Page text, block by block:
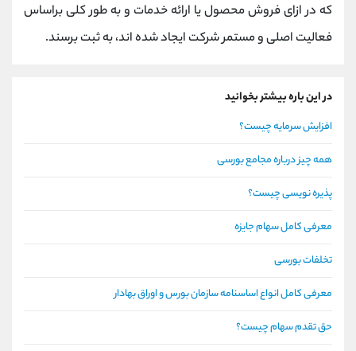
که در ازای فروش محصول یا ارائه خدمات و به طور کلی براساس
فعالیت اصلی و مستمر شرکت ایجاد شده اند، به ثبت برسند.
در این باره بیشتر بخوانید
افزایش سرمایه چیست؟
همه چیز درباره مجامع بورسی
پذیره نویسی چیست؟
معرفی کامل سهام جایزه
تخلفات بورسی
معرفی کامل انواع اساسنامه سازمان بورس و اوراق بهادار
حق تقدم سهام چیست؟